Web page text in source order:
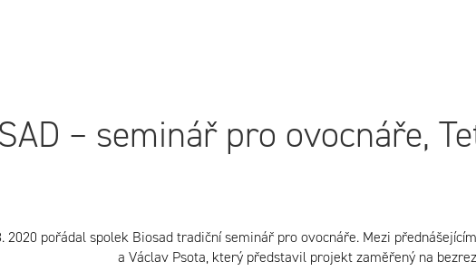
– seminář pro ovocnáře,
2020 pořádal spolek Biosad tradiční seminář pro ovocnáře. Mezi
a Václav Psota, který představil projekt zaměřený na